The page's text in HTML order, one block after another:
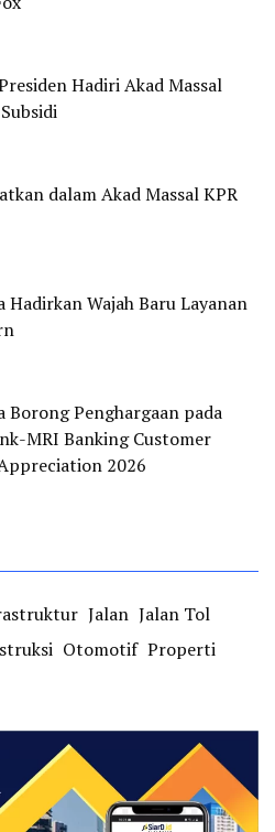
Hadiri Akad Massal
dalam Akad Massal KPR
Hadirkan Wajah Baru Layanan
Borong Penghargaan pada
MRI Banking Customer
2026
Jalan Jalan Tol
Otomotif Properti